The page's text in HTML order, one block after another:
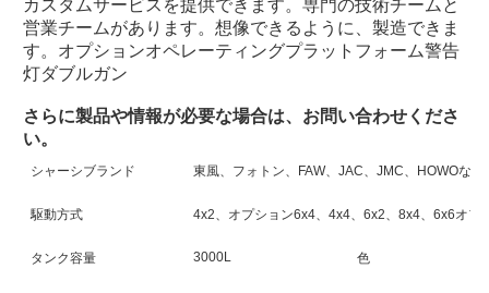
カスタムサービスを提供できます。専門の技術チームと
営業チームがあります。想像できるように、製造できま
す。オプションオペレーティングプラットフォーム警告
灯ダブルガン
さらに製品や情報が必要な場合は、お問い合わせくださ
い。
シャーシブランド 東風、フォトン、FAW、JAC、JMC、HOWOなど
駆動方式 4x2、オプション6x4、4x4、6x2、8x4、6x6オフ
タンク容量 3000L 色